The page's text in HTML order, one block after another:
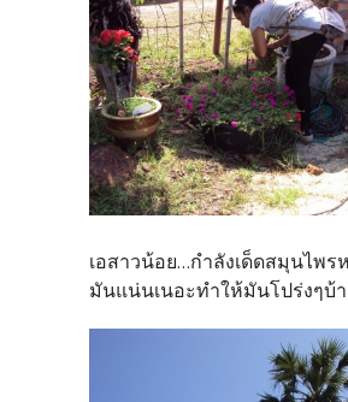
เอสาวน้อย...กำลังเด็ดสมุนไพร
มันแน่นเนอะทำให้มันโปร่งๆบ้